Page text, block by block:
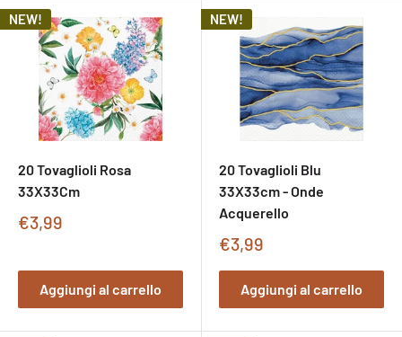
NEW!
20 Tovaglioli Rosa
33X33Cm
Prezzo
€3,99
Aggiungi al carrello
NEW!
20 Tovaglioli Blu
33X33cm - Onde
Acquerello
Prezzo
vendita
€3,99
Aggiungi al carrello